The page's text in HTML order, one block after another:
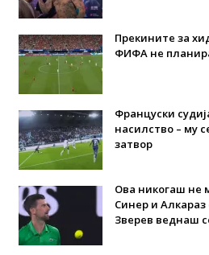
Прекините за
ФИФА не
Француски
насилство – му
затвор
Ова никогаш не
Синер и Алкараз
Зверев веднаш